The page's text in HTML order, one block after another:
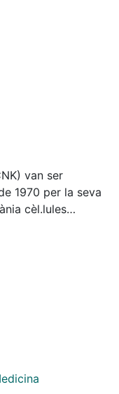
van ser
1970 per la seva
cèl.lules
han posat
(LGG) de
unes estructures
l'organisme és
disseminació de
hemopoètica,
diverses